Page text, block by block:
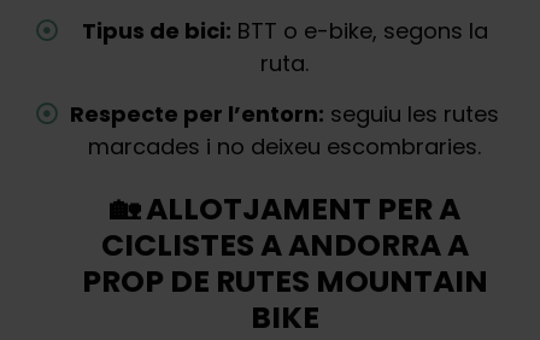
Tipus de bici: BTT o e-bike, segons la
ruta.
Respecte per l’entorn: seguiu les rutes
marcades i no deixeu escombraries.
🏡 ALLOTJAMENT PER A
CICLISTES A ANDORRA A
PROP DE RUTES MOUNTAIN
BIKE